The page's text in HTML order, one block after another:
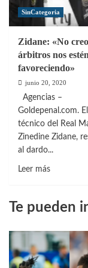
las
arbitrales»
SinCategoria
Zidane: «No
árbitros nos estén
favoreciendo»
junio 20, 2020
Agencias –
Goldepenal.com.
técnico del Real
Zinedine Zidane,
al dardo...
Leer másLeer
Zidane:
creo
que
los
Te pueden